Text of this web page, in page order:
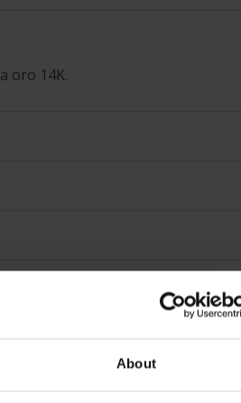
About
oro 14K.